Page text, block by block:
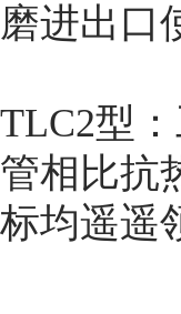
磨进出
TLC2型
管相比抗
标均遥遥